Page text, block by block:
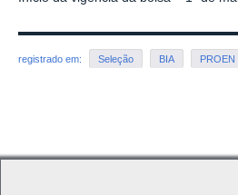
registrado em: Seleção BIA PROEN